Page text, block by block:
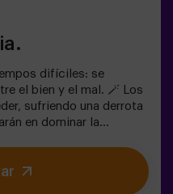
difíciles: se
el bien y el mal. 🪄 Los
sufriendo una derrota
en dominar la
la piedra filosofal.
ha conseguido
magia! Os espera la